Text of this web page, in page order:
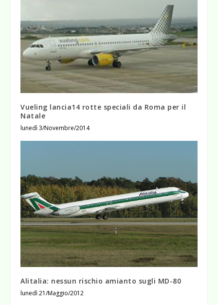
Vueling lancia14 rotte speciali da Roma per il
Natale
lunedì 3/Novembre/2014
Alitalia: nessun rischio amianto sugli MD-80
lunedì 21/Maggio/2012